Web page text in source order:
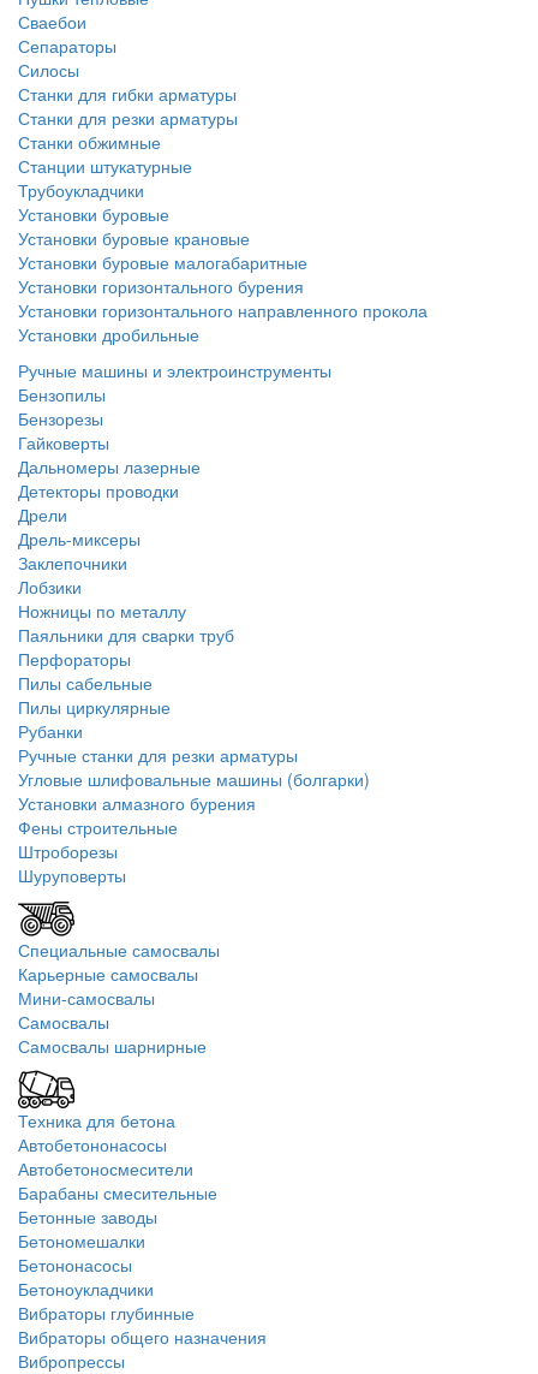
Сваебои
Сепараторы
Силосы
Станки для гибки арматуры
Станки для резки арматуры
Станки обжимные
Станции штукатурные
Трубоукладчики
Установки буровые
Установки буровые крановые
Установки буровые малогабаритные
Установки горизонтального бурения
Установки горизонтального направленного прокола
Установки дробильные
Ручные машины и электроинструменты
Бензопилы
Бензорезы
Гайковерты
Дальномеры лазерные
Детекторы проводки
Дрели
Дрель-миксеры
Заклепочники
Лобзики
Ножницы по металлу
Паяльники для сварки труб
Перфораторы
Пилы сабельные
Пилы циркулярные
Рубанки
Ручные станки для резки арматуры
Угловые шлифовальные машины (болгарки)
Установки алмазного бурения
Фены строительные
Штроборезы
Шуруповерты
Специальные самосвалы
Карьерные самосвалы
Мини-самосвалы
Самосвалы
Самосвалы шарнирные
Техника для бетона
Автобетононасосы
Автобетоносмесители
Барабаны смесительные
Бетонные заводы
Бетономешалки
Бетононасосы
Бетоноукладчики
Вибраторы глубинные
Вибраторы общего назначения
Вибропрессы